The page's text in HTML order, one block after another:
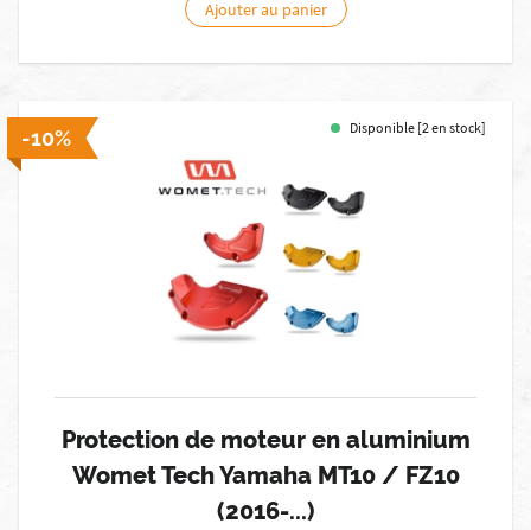
Ajouter au panier
-10% Disponible [2 en stock]
Protection de moteur en aluminium
Womet Tech Yamaha MT10 / FZ10
(2016-...)